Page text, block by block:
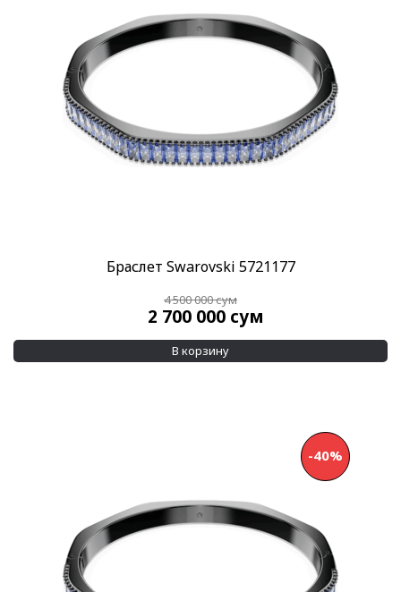
Браслет Swarovski 5721177
4 500 000сум
2 700 000 сум
В корзину
-40%